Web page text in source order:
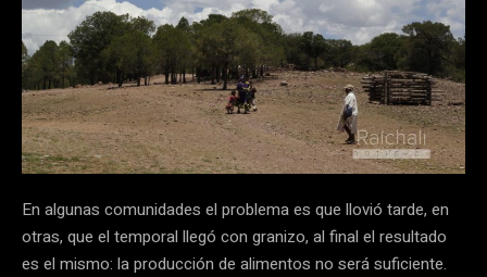
En algunas comunidades el problema es que llovió tarde, en
otras, que el temporal llegó con granizo, al final el resultado
es el mismo: la producción de alimentos no será suficiente.